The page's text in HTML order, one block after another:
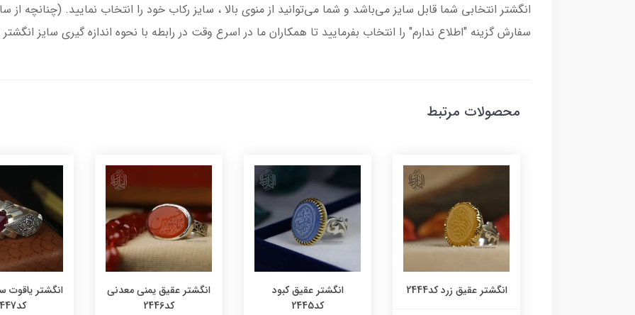
انگشتر انتخابی شما قابل سایز می‌باشد و شما می‌توانید از منوی بالا ، سایز رکاب خود را انتخاب نمایید. (چنانچه
سفارش گزینه "اطلاع ندارم" را انتخاب بفرمایید تا همکاران ما در اسرع وقت در رابطه با نحوه اندازه گیری سایز
محصولات مرتبط
انگشتر عقیق زرد کد2444
انگشتر عقیق کبود
کد2445
انگشتر عقیق یمنی معدنی
کد2446
انگشتر
کد2447